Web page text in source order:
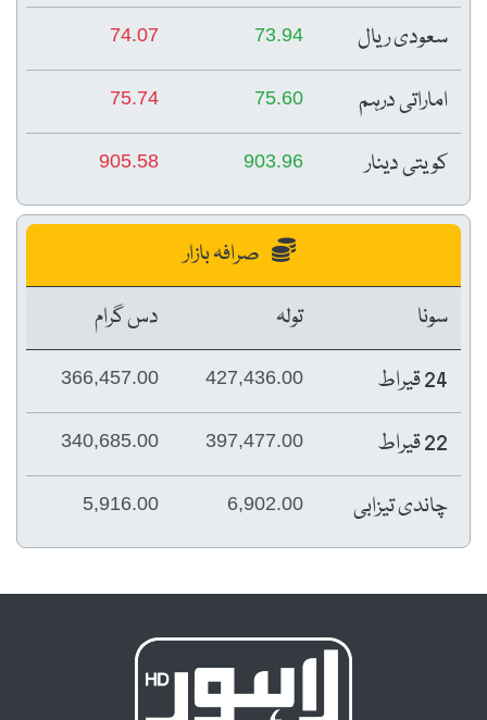
سعودی ریال 73.94
74.07
اماراتی درہم 75.60
75.74
کویتی دینار 903.96
905.58
صرافہ بازار
سونا
تولہ
دس گرام
24 قیراط
427,436.00
366,457.00
22 قیراط 397,477.00
340,685.00
چاندی تیزابی 6,902.00
5,916.00